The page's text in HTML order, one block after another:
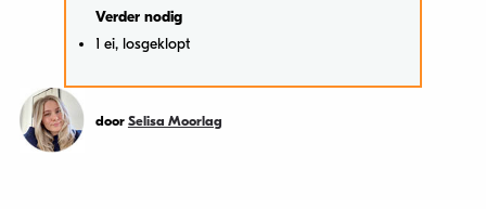
Verder nodig
1 ei, losgeklopt
door Selisa Moorlag